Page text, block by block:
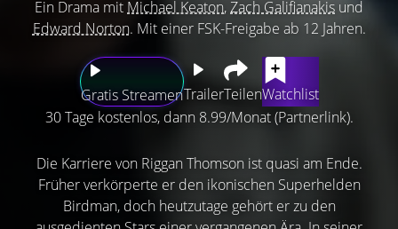
Ein Drama mit Michael Keaton,Zach Galifianakis und
Edward Norton. Mit einer FSK-Freigabe ab 12 Jahren.
Gratis StreamenTrailerTeilenWatchlist
30 Tage kostenlos, dann 8.99/Monat (Partnerlink).
Die Karriere von Riggan Thomson ist quasi am Ende.
Früher verkörperte er den ikonischen Superhelden
Birdman, doch heutzutage gehört er zu den